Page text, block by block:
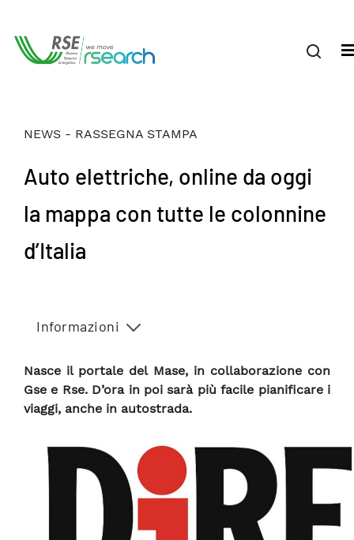
NEWS - RASSEGNA STAMPA
Auto elettriche, online da oggi
la mappa con tutte le colonnine
d’Italia
Informazioni
Nasce il portale del Mase, in collaborazione con
Gse e Rse. D’ora in poi sarà più facile pianificare i
viaggi, anche in autostrada.